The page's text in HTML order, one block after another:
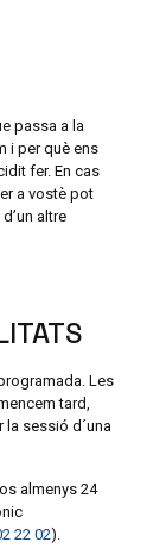
passa a la
i per què ens
fer. En cas
a vostè pot
altre
Les
tard,
la sessió d´una
almenys 24
22 02).